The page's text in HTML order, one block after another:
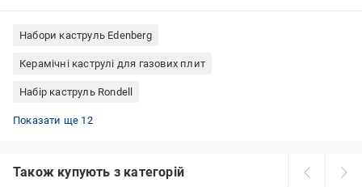
Набори каструль Edenberg
Керамічні каструлі для газових плит
Набір каструль Rondell
Набори каструль Krauff
Набор каструль з нержавіючої сталі
Каструлі нержавіюча сталь Німеччина
Каструлі Sacher кераміка
Набір каструль Tefal
Набори каструль Interos
Каструлі Simax скло
Каструлі Rondell нержавіюча сталь
Набір каструль українського виробництва
Керамічна жаропрочна каструля
Набір каструль емальованих
Чавунна каструля з кришкою
Показати ще 12
Також купують з категорій